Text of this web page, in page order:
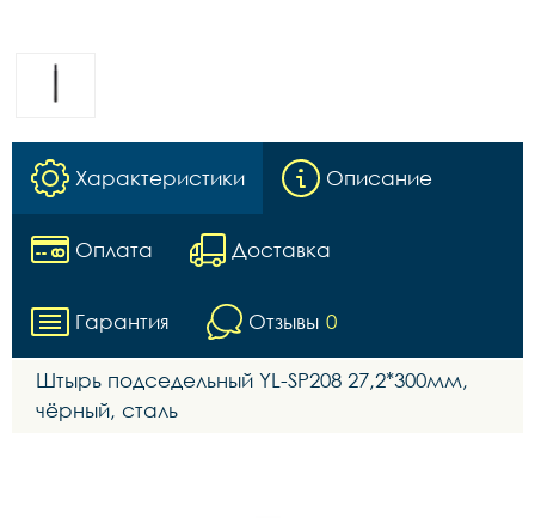
Характеристики Описание
Оплата Доставка
Гарантия Отзывы 0
Штырь подседельный YL-SP208 27,2*300мм,
чёрный, сталь